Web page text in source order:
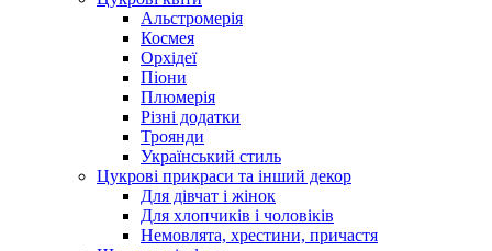
Альстромерія
Космея
Орхідеї
Піони
Плюмерія
Різні додатки
Троянди
Український стиль
Цукрові прикраси та інший декор
Для дівчат і жінок
Для хлопчиків і чоловіків
Немовлята, хрестини, причастя